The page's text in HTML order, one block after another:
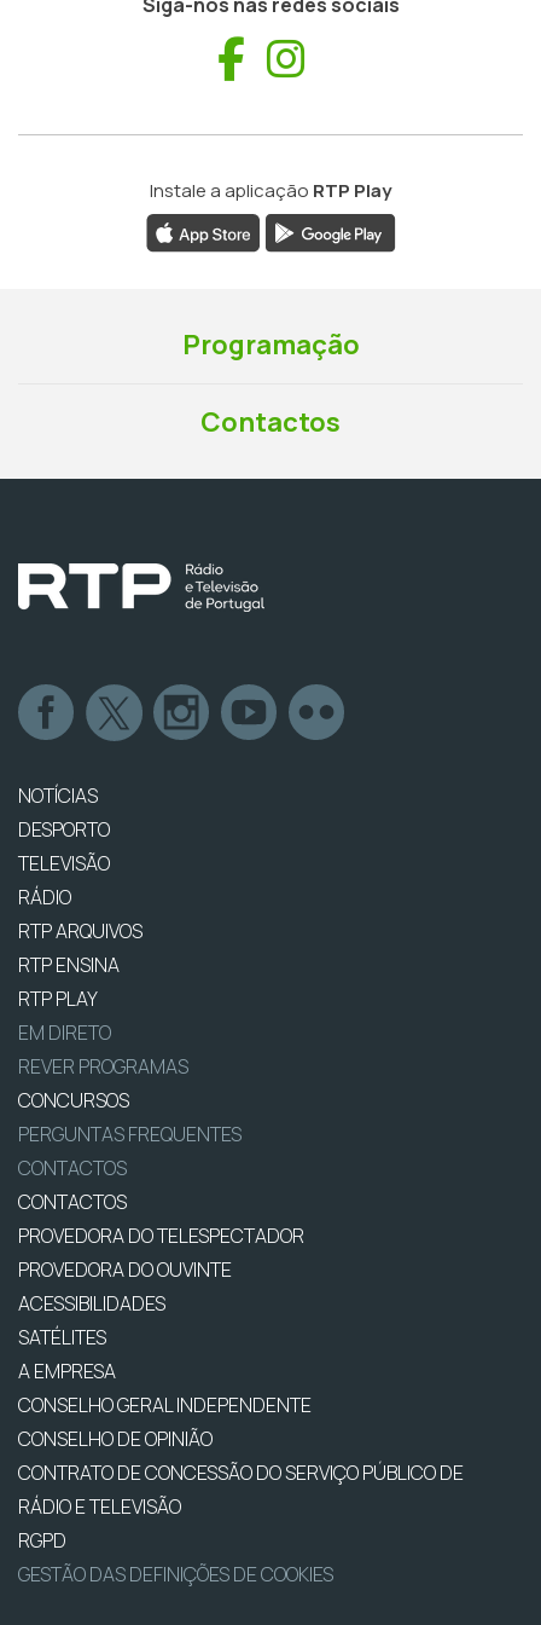
Facebook
Instale a aplicação RTP Play
Programação
Contactos
NOTÍCIAS
DESPORTO
TELEVISÃO
RÁDIO
RTP ARQUIVOS
RTP ENSINA
RTP PLAY
EM DIRETO
REVER PROGRAMAS
CONCURSOS
PERGUNTAS FREQUENTES
CONTACTOS
CONTACTOS
PROVEDORA DO TELESPECTADOR
PROVEDORA DO OUVINTE
ACESSIBILIDADES
SATÉLITES
A EMPRESA
CONSELHO GERAL INDEPENDENTE
CONSELHO DE OPINIÃO
CONTRATO DE CONCESSÃO DO SERVIÇO PÚBLICO DE
RÁDIO E TELEVISÃO
RGPD
GESTÃO DAS DEFINIÇÕES DE COOKIES